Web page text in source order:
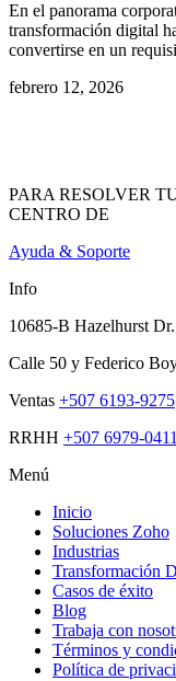
En el panorama
transformación digital
convertirse en un
febrero 12, 2026
PARA RESOLVER
CENTRO DE
Ayuda & Soporte
Info
10685-B Hazelhurst
Calle 50 y Federico
Ventas +507 6193-9275
RRHH +507 6979-0411
Menú
Inicio
Soluciones Zoho
Industrias
Transformación
Casos de éxito
Blog
Trabaja con
Términos y
Política de